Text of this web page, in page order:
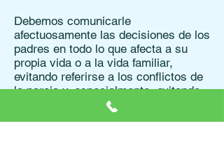
Debemos comunicarle
afectuosamente las decisiones de los
padres en todo lo que afecta a su
propia vida o a la vida familiar,
evitando referirse a los conflictos de
la pareja y, especialmente, evitando
emitir juicios de valor negativos
sobre el otro cónyuge, pero dejando